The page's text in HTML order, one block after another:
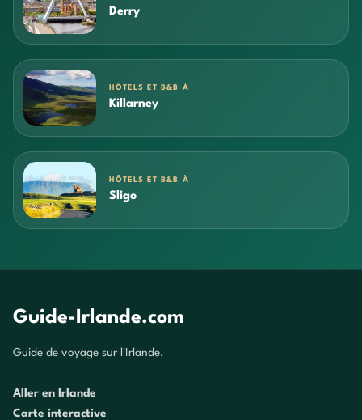
Derry
HÔTELS ET B&B À
Killarney
HÔTELS ET B&B À
Sligo
Guide-Irlande.com
Guide de voyage sur l'Irlande.
Aller en Irlande
Carte interactive